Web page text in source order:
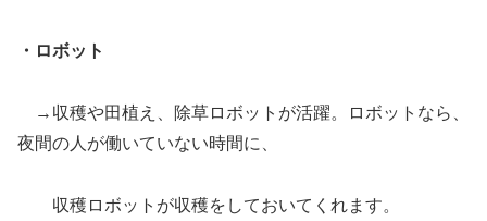
・ロボット
→収穫や田植え、除草ロボットが活躍。ロボットなら、
夜間の人が働いていない時間に、
収穫ロボットが収穫をしておいてくれます。